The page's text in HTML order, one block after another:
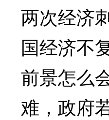
两次经济
国经济不
前景怎么
难，政府